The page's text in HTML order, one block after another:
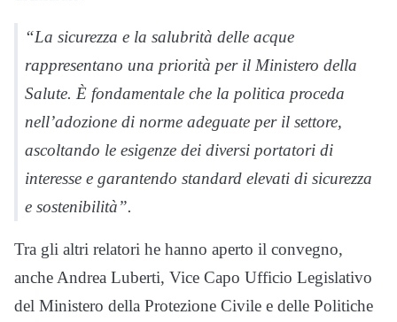
“La sicurezza e la salubrità delle acque
rappresentano una priorità per il Ministero della
Salute. È fondamentale che la politica proceda
nell’adozione di norme adeguate per il settore,
ascoltando le esigenze dei diversi portatori di
interesse e garantendo standard elevati di sicurezza
e sostenibilità”.
Tra gli altri relatori he hanno aperto il convegno,
anche Andrea Luberti, Vice Capo Ufficio Legislativo
del Ministero della Protezione Civile e delle Politiche